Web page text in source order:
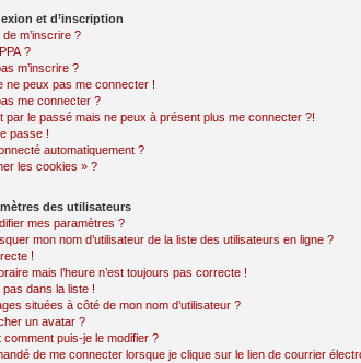
et d’inscription
m’inscrire ?
?
m’inscrire ?
ne peux pas me connecter !
me connecter ?
par le passé mais ne peux à présent plus me connecter ?!
passe !
automatiquement ?
les cookies » ?
des utilisateurs
mes paramètres ?
mon nom d’utilisateur de la liste des utilisateurs en ligne ?
!
mais l’heure n’est toujours pas correcte !
pas dans la liste !
situées à côté de mon nom d’utilisateur ?
un avatar ?
puis-je le modifier ?
de me connecter lorsque je clique sur le lien de courrier